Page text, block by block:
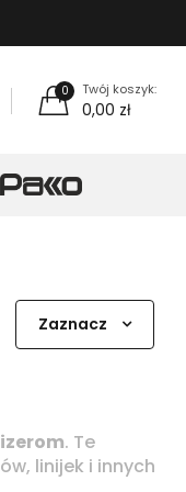
0 Twój koszyk:
0,00 zł
Zaznacz
. Te
linijek i innych